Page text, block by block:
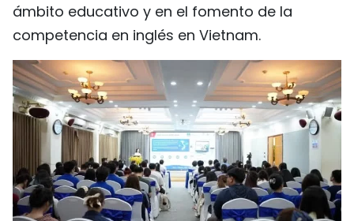
ámbito educativo y en el fomento de la
competencia en inglés en Vietnam.